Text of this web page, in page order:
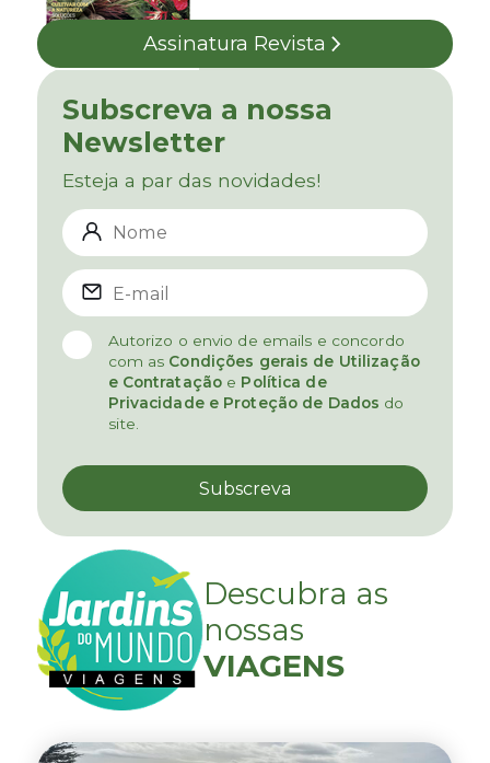
Assinatura Revista
Subscreva a nossa
Newsletter
Esteja a par das novidades!
Autorizo o envio de emails e concordo
com as Condições gerais de Utilização
e Contratação e Política de
Privacidade e Proteção de Dados do
site.
Descubra as
nossas
VIAGENS